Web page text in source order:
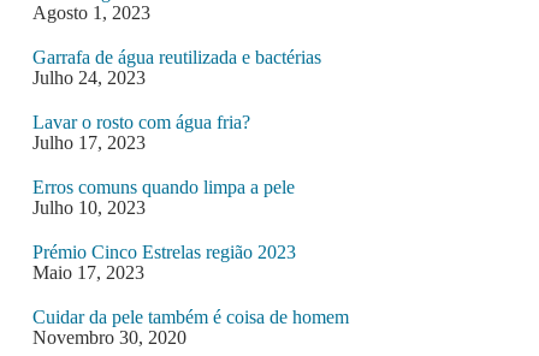
Agosto 1, 2023
Garrafa de água reutilizada e bactérias
Julho 24, 2023
Lavar o rosto com água fria?
Julho 17, 2023
Erros comuns quando limpa a pele
Julho 10, 2023
Prémio Cinco Estrelas região 2023
Maio 17, 2023
Cuidar da pele também é coisa de homem
Novembro 30, 2020